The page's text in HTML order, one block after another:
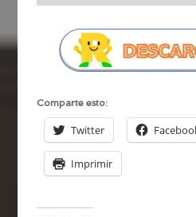
Comparte esto:
Twitter
Imprimir